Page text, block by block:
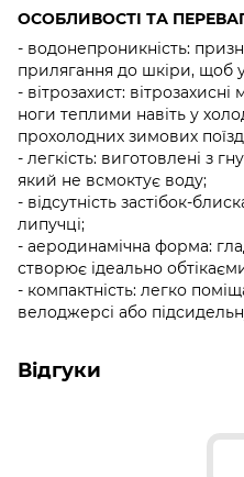
ОСОБЛИВОСТІ ТА
- водонепроникність:
прилягання до шкіри, щоб
- вітрозахист:
ноги теплими навіть у
прохолодних зимових
- легкість: виготовлені з
який не всмоктує воду;
- відсутність застібок-
липучці;
- аеродинамічна форма:
створює ідеально
- компактність: легко
велоджерсі або
Відгуки